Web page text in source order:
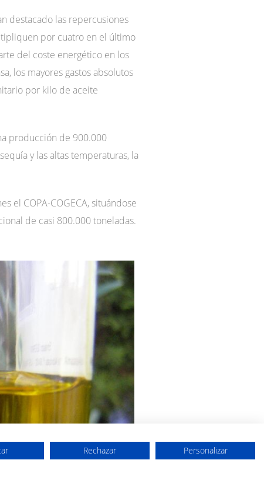
destacado las repercusiones
por cuatro en el último
del coste energético en los
los mayores gastos absolutos
por kilo de aceite
producción de 900.000
y las altas temperaturas, la
el COPA-COGECA, situándose
de casi 800.000 toneladas.
Rechazar Personalizar